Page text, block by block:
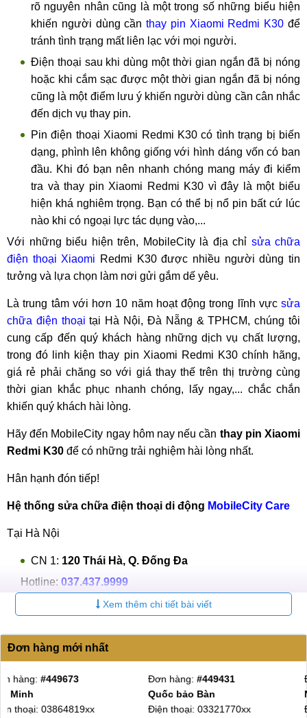
rõ nguyên nhân cũng là một trong số những biểu hiện
khiến người dùng cầnthay pin Xiaomi Redmi K30 để
tránh tình trạng mất liên lạc với mọi người.
Điện thoại sau khi dùng một thời gian ngắn đã bị nóng
hoặc khi cắm sạc được một thời gian ngắn đã bị nóng
cũng là một điểm lưu ý khiến người dùng cần cân nhắc
đến dịch vụ thay pin.
Pin điện thoại Xiaomi Redmi K30 có tình trạng bị biến
dạng, phình lên không giống với hình dáng vốn có ban
đầu. Khi đó bạn nên nhanh chóng mang máy đi kiểm
tra và thay pin Xiaomi Redmi K30 vì đây là một biểu
hiện khá nghiêm trọng. Bạn có thể bị nổ pin bất cứ lúc
nào khi có ngoại lực tác dụng vào,...
Với những biểu hiện trên, MobileCity là địa chỉ sửa chữa
điện thoại Xiaomi Redmi K30 được nhiều người dùng tin
tưởng và lựa chọn làm nơi gửi gắm dế yêu.
Là trung tâm với hơn 10 năm hoạt động trong lĩnh vực sửa
chữa điện thoại tại Hà Nội, Đà Nẵng & TPHCM, chúng tôi
cung cấp đến quý khách hàng những dịch vụ chất lượng,
trong đó linh kiện thay pin Xiaomi Redmi K30 chính hãng,
giá rẻ phải chăng so với giá thay thế trên thị trường cùng
thời gian khắc phục nhanh chóng, lấy ngay,... chắc chắn
khiến quý khách hài lòng.
Hãy đến MobileCity ngay hôm nay nếu cần thay pin Xiaomi
Redmi K30 để có những trải nghiệm hài lòng nhất.
Hân hạnh đón tiếp!
Hệ thống sửa chữa điện thoại di động MobileCity Care
Tại Hà Nội
CN 1: 120 Thái Hà, Q. Đống Đa
Hotline: 037.437.9999
398 Cầu Giấy, Q. Cầu Giấy
Hotline:0338.424242
Tại TP Hồ Chí Minh
Xem thêm chi tiết bài viết
Đơn hàng mới nhất
Đơn hàng:#448977
Nguyễn Văn Nguyên
Điện thoại: 08141163xx
Đơn hàng:#448634
Anh Hiếu
Điện thoại: 09451454xx